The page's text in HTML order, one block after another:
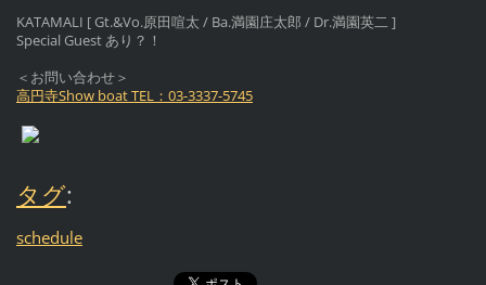
KATAMALI [ Gt.&Vo.原田喧太 / Ba.満園庄太郎 / Dr.満園英二 ]
Special Guest あり？！
＜お問い合わせ＞
高円寺Show boat TEL：03-3337-5745
タグ:
schedule